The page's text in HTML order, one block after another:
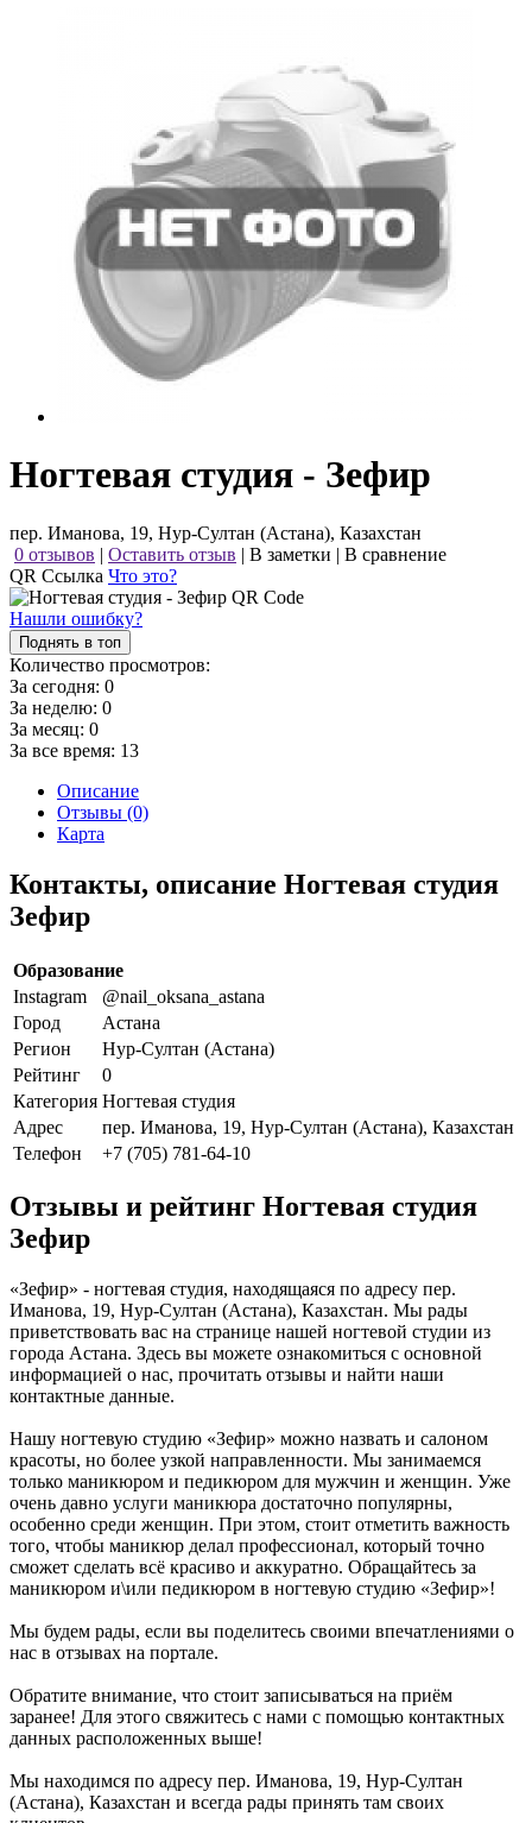
Ногтевая студия - Зефир
пер. Иманова, 19, Нур-Султан (Астана), Казахстан
0 отзывов | Оставить отзыв | В заметки | В сравнение
QR Ссылка Что это?
Нашли ошибку?
Поднять в топ
Количество просмотров:
За сегодня: 0
За неделю: 0
За месяц: 0
За все время: 13
Описание
Отзывы (0)
Карта
Контакты, описание Ногтевая студия
Зефир
Образование
Instagram
@nail_oksana_astana
Город
Астана
Регион
Нур-Султан (Астана)
Рейтинг
0
Категория Ногтевая студия
Адрес
пер. Иманова, 19, Нур-Султан (Астана), Казахстан
Телефон
+7 (705) 781-64-10
Отзывы и рейтинг Ногтевая студия
Зефир
«Зефир» - ногтевая студия, находящаяся по адресу пер.
Иманова, 19, Нур-Султан (Астана), Казахстан. Мы рады
приветствовать вас на странице нашей ногтевой студии из
города Астана. Здесь вы можете ознакомиться с основной
информацией о нас, прочитать отзывы и найти наши
контактные данные.
Нашу ногтевую студию «Зефир» можно назвать и салоном
красоты, но более узкой направленности. Мы занимаемся
только маникюром и педикюром для мужчин и женщин. Уже
очень давно услуги маникюра достаточно популярны,
особенно среди женщин. При этом, стоит отметить важность
того, чтобы маникюр делал профессионал, который точно
сможет сделать всё красиво и аккуратно. Обращайтесь за
маникюром и\или педикюром в ногтевую студию «Зефир»!
Мы будем рады, если вы поделитесь своими впечатлениями о
нас в отзывах на портале.
Обратите внимание, что стоит записываться на приём
заранее! Для этого свяжитесь с нами с помощью контактных
данных расположенных выше!
Мы находимся по адресу пер. Иманова, 19, Нур-Султан
(Астана), Казахстан и всегда рады принять там своих